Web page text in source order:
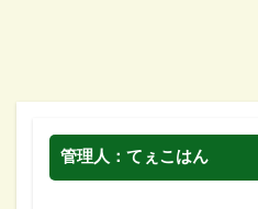
管理人：てぇこはん